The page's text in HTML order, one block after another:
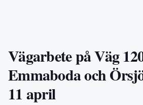
Vägarbete på Väg
Emmaboda och
11 april